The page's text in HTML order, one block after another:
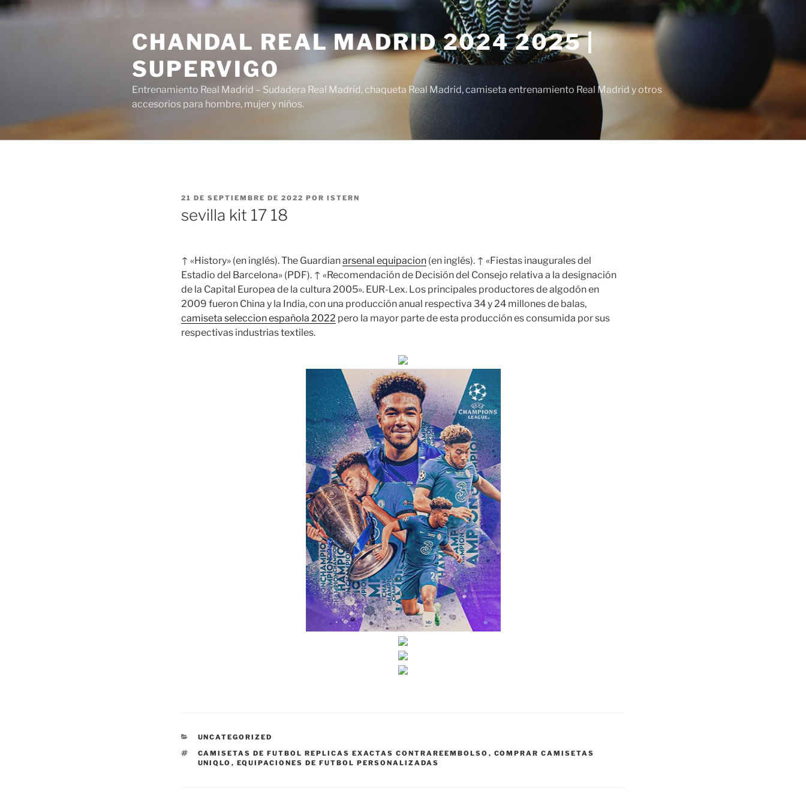
Saltar
al
CHANDAL REAL MADRID 2024 2025 |
SUPERVIGO
Entrenamiento Real Madrid – Sudadera Real Madrid, chaqueta Real Madrid, camiseta entrenamiento Real Madrid y otros
accesorios para hombre, mujer y niños.
PUBLICADO
21 DE SEPTIEMBRE DE 2022 POR ISTERN
sevilla kit 17 18
↑ «History» (en inglés). The Guardianarsenal equipacion (en inglés). ↑ «Fiestas inaugurales del
Estadio del Barcelona» (PDF). ↑ «Recomendación de Decisión del Consejo relativa a la designación
de la Capital Europea de la cultura 2005». EUR-Lex. Los principales productores de algodón en
2009 fueron China y la India, con una producción anual respectiva 34 y 24 millones de balas,
camiseta seleccion española 2022 pero la mayor parte de esta producción es consumida por sus
respectivas industrias textiles.
CATEGORÍAS
UNCATEGORIZED
ETIQUETAS
CAMISETAS DE FUTBOL REPLICAS EXACTAS CONTRAREEMBOLSO , COMPRAR CAMISETAS
UNIQLO , EQUIPACIONES DE FUTBOL PERSONALIZADAS